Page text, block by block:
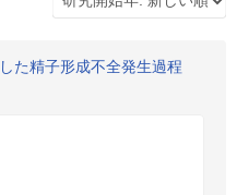
た精子形成不全発生過程